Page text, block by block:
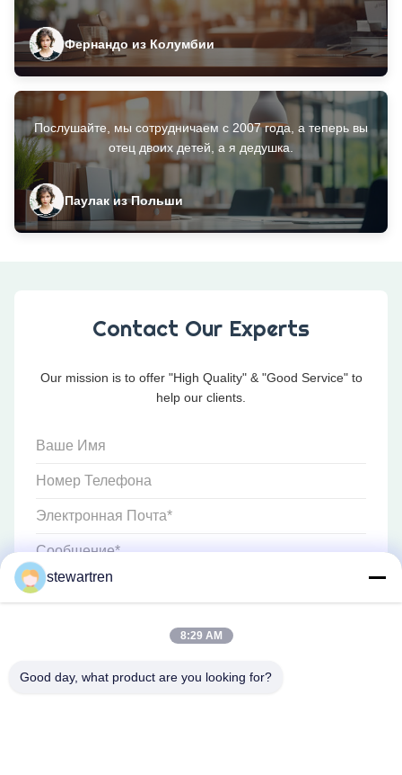
Фернандо из Колумбии
Послушайте, мы сотрудничаем с 2007 года, а теперь вы
отец двоих детей, а я дедушка.
Паулак из Польши
Contact Our Experts
Our mission is to offer "High Quality" & "Good Service" to
help our clients.
stewartren
8:29 AM
Good day, what product are you looking for?